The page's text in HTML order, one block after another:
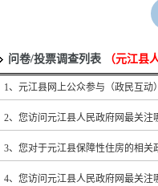
问卷/投票调查列表 （元江县
2、您访问元江县人民政府网最关注
3、您对于元江县保障性住房的相关
4、您访问元江县人民政府网最关注